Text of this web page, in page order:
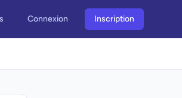
Connexion Inscription